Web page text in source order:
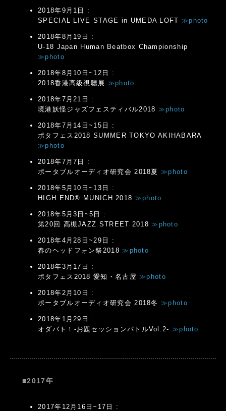
2018年9月1日 :
SPECIAL LIVE STAGE in UMEDA LOFT ≫photo
2018年8月19日 :
U-18 Japan Human Beatbox Championship
≫photo
2018年8月10日~12日 :
2018香港高級視聴展 ≫photo
2018年7月21日 :
境港妖怪ジャズフェスティバル2018 ≫photo
2018年7月14日~15日 :
ポタフェス2018 SUMMER TOKYO AKIHABARA
≫photo
2018年7月7日 :
ポータブルオーディオ研究会 2018夏≫photo
2018年5月10日~13日 :
HIGH END® MUNICH 2018 ≫photo
2018年5月3日~5日 :
第20回 高槻JAZZ STREET 2018≫photo
2018年4月28日~29日 :
春のヘッドフォン祭2018≫photo
2018年3月17日 :
ポタフェス2018 愛知・名古屋≫photo
2018年2月10日 :
ポータブルオーディオ研究会 2018冬≫photo
2018年1月29日 :
オダバト！-お題セッションバトルVol.2- ≫photo
■2017年
2017年12月16日~17日 :